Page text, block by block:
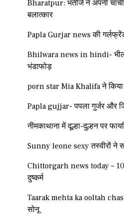
Bharatpur: भतीजे ने अपनी
बलात्कार
Papla Gurjar news की
Bhilwara news in hindi-
भंडाफोड़
porn star Mia Khalifa ने किया
Papla gujjar- पपला गुर्जर और
नीमकाथाना में दूल्हा-दुल्हन पर
Sunny leone sexy तस्वीरों ने
Chittorgarh news today –
दुष्कर्म
Taarak mehta ka ooltah
सोनू